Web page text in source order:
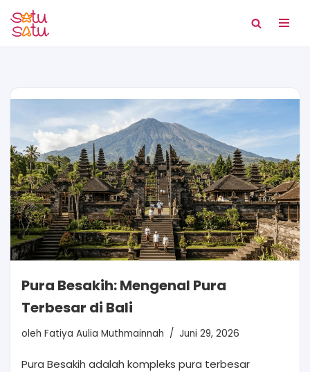
Lompat
Pura Besakih: Mengenal Pura
Terbesar di Bali
oleh Fatiya Aulia Muthmainnah Juni 29, 2026
Pura Besakih adalah kompleks pura terbesar